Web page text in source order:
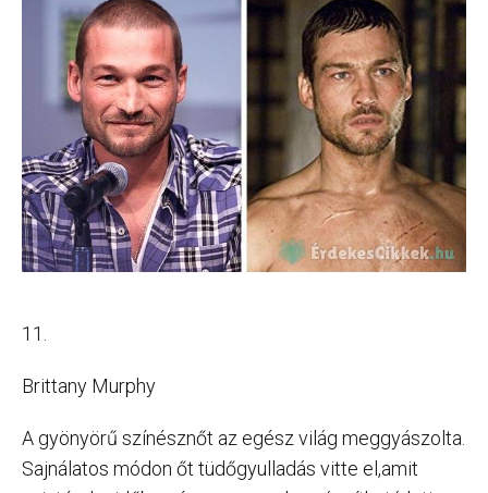
11.
Brittany Murphy
A gyönyörű színésznőt az egész világ meggyászolta.
Sajnálatos módon őt tüdőgyulladás vitte el,amit